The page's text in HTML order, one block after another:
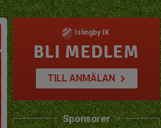
Islingby IK
BLI MEDLEM
TILL ANMÄLAN
Sponsorer